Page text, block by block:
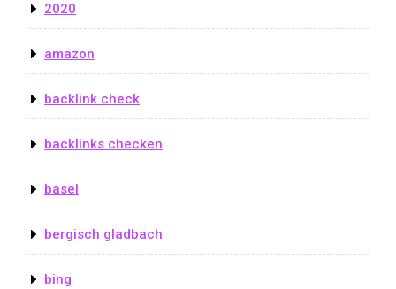
2020
amazon
backlink check
backlinks checken
basel
bergisch gladbach
bing